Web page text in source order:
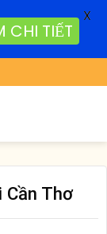
Thơ
CHI TIẾT
X